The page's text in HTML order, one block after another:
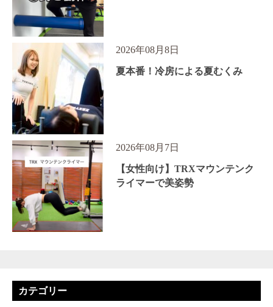
2026年08月8日
夏本番！冷房による夏むくみ
2026年08月7日
【女性向け】TRXマウンテンク
ライマーで美姿勢
カテゴリー